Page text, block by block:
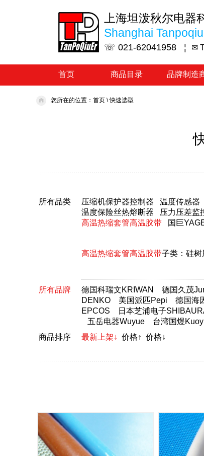
上海坦泼秋尔电器
Shanghai
☏ 021-62041958 ¦ ✉
首页 商品目录 品牌制造
您所在的位置： 首页 \快速选型
所有品类 压缩机保护器控制器 温度传感器
温度保险丝热熔断器
压力压差监
高温热缩套管高温胶带
国巨
高温热缩套管高温胶带子类： 硅树
所有品牌 德国科瑞文KRIWAN 德国久茂
DENKO
美国派匹Pepi 德国海
EPCOS
日本芝浦电子
五岳电器Wuyue
台湾国煜
商品排序
最新上架↓ 价格↑ 价格↓